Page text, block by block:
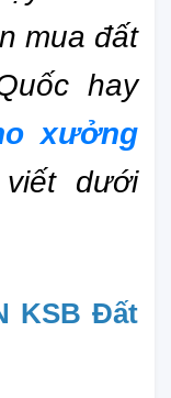
mua đất
hay
xưởng
dưới
KSB Đất